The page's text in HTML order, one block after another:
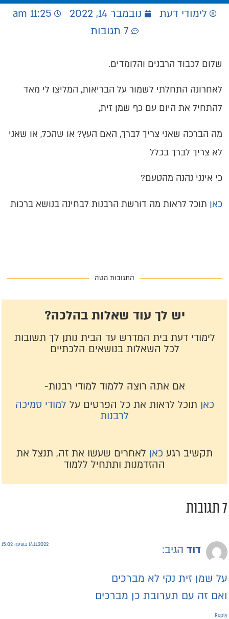
לימודי דעת נובמבר 14, 2022
11:25 am
7 תגובות
שלום לכבוד הרבנים והלומדים.
לאחרונה התחלתי לשמור על הבריאות, המליצו לי מאד
להתחיל את היום עם כף שמן זית,
מה הברכה שאני צריך לברך, האם העץ? או שהכל, או שאני
לא צריך לברך בכלל
כי אינני נהנה מהטעם?
כאן תוכל לראות מה דורשת הרבנות לבחינה בנושא ברכות
התגובות מטה
יש לך עוד שאלות בהלכה?
לימודי דעת בית המדרש עד הבית נותן לך תשובות
לכל השאלות בנושאים הלכתיים
אם אתה רוצה ללמוד למודי רבנות-
כאןתוכל לראות את כל הפרטים על למודי סמיכה
לרבנות
תקשיב רגע כאןלאחרים שעשו את זה, תנצל את
ההזדמנות ותתחיל ללמוד
דוד הגיב: 14.11.2022 בשעה 15:02
שמן זית נקי לא מברכים
זה עם תערובת כן מברכים